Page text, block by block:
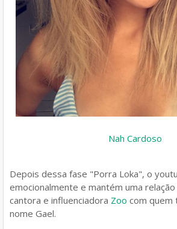
Nah Cardoso
Depois dessa fase "Porra Loka", o
emocionalmente e mantém uma
cantora e influenciadora Zoo com quem
nome Gael.